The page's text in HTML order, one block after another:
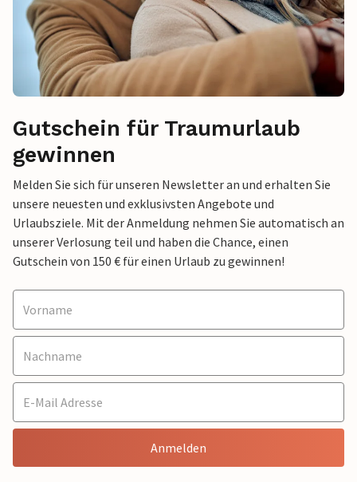
Gutschein für Traumurlaub
gewinnen
Melden Sie sich für unseren Newsletter an und erhalten Sie
unsere neuesten und exklusivsten Angebote und
Urlaubsziele. Mit der Anmeldung nehmen Sie automatisch an
unserer Verlosung teil und haben die Chance, einen
Gutschein von 150 € für einen Urlaub zu gewinnen!
Anmelden